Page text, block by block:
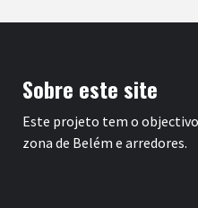
Sobre este site
Este projeto tem o
zona de Belém e arredores.